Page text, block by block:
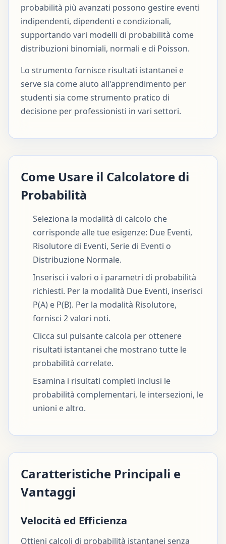
probabilità più avanzati possono gestire eventi
indipendenti, dipendenti e condizionali,
supportando vari modelli di probabilità come
distribuzioni binomiali, normali e di Poisson.
Lo strumento fornisce risultati istantanei e
serve sia come aiuto all'apprendimento per
studenti sia come strumento pratico di
decisione per professionisti in vari settori.
Come Usare il Calcolatore di
Probabilità
Seleziona la modalità di calcolo che
corrisponde alle tue esigenze: Due Eventi,
Risolutore di Eventi, Serie di Eventi o
Distribuzione Normale.
Inserisci i valori o i parametri di probabilità
richiesti. Per la modalità Due Eventi, inserisci
P(A) e P(B). Per la modalità Risolutore,
fornisci 2 valori noti.
Clicca sul pulsante calcola per ottenere
risultati istantanei che mostrano tutte le
probabilità correlate.
Esamina i risultati completi inclusi le
probabilità complementari, le intersezioni, le
unioni e altro.
Caratteristiche Principali e
Vantaggi
Velocità ed Efficienza
Ottieni calcoli di probabilità istantanei senza